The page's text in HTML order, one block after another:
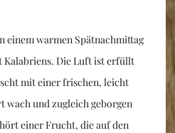
einem warmen Spätnachmittag
Kalabriens. Die Luft ist erfüllt
mit einer frischen, leicht
wach und zugleich geborgen
einer Frucht, die auf den